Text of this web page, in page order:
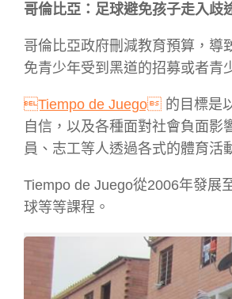
哥倫比亞：足球避免孩子走入歧
哥倫比亞政府刪減教育預算，導
免青少年受到黑道的招募或者青
Tiempo de Juego 的目標是
自信，以及各種面對社會負面影
員、志工等人透過各式的體育活
Tiempo de Juego從2006年發展
球等等課程。